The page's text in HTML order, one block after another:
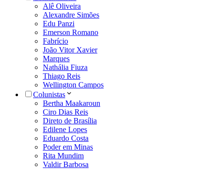
Alê Oliveira
Alexandre Simões
Edu Panzi
Emerson Romano
Fabrício
João Vitor Xavier
Marques
Nathália Fiuza
Thiago Reis
Wellington Campos
Colunistas
Bertha Maakaroun
Ciro Dias Reis
Direto de Brasília
Edilene Lopes
Eduardo Costa
Poder em Minas
Rita Mundim
Valdir Barbosa